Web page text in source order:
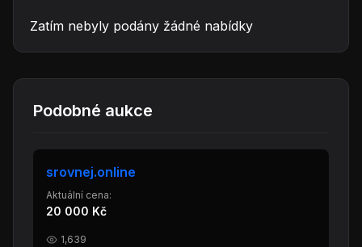
Zatím nebyly podány žádné nabídky
Podobné aukce
srovnej.online
Aktuální cena:
20 000 Kč
1,639